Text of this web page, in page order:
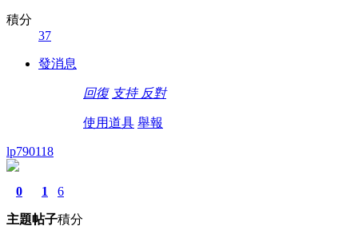
積分
37
發消息
回復 支持 反對
使用道具 舉報
lp790118
0
主題
1
帖子
6
積分